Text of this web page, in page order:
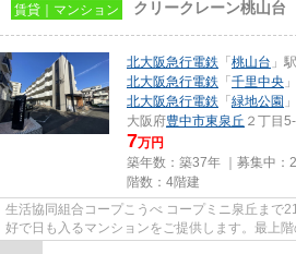
賃貸｜マンション クリークレーン桃山台
北大阪急行電鉄 「 桃山台 」
北大阪急行電鉄 「 千里中央
北大阪急行電鉄 「 緑地公園
大阪府豊中市東泉丘 ２丁目
7万円
築年数：築37年 ｜募集中：
階数：4階建
生活協同組合コープこうべ コープミニ泉丘まで
好で日も入るマンションをご提供します。最上